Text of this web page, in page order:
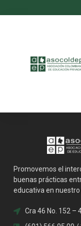
Promovemos el
buenas prácticas
educativa en nuestro
Cra 46 No. 152 –